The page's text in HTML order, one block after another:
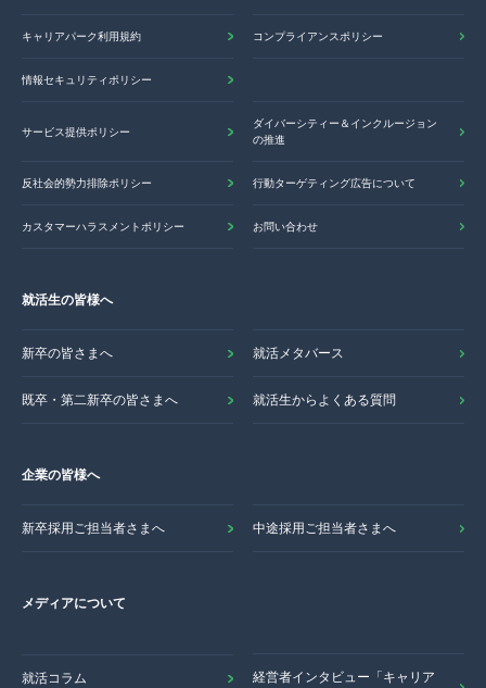
キャリアパーク利用規約 コンプライアンスポリシー
情報セキュリティポリシー
サービス提供ポリシー
ダイバーシティー＆インクルージョン
の推進
反社会的勢力排除ポリシー 行動ターゲティング広告について
カスタマーハラスメントポリシー お問い合わせ
就活生の皆様へ
新卒の皆さまへ 就活メタバース
既卒・第二新卒の皆さまへ 就活生からよくある質問
企業の皆様へ
新卒採用ご担当者さまへ 中途採用ご担当者さまへ
メディアについて
就活コラム
経営者インタビュー「キャリア